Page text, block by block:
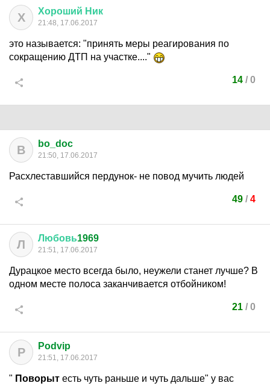
Х Хороший Ник
21:48, 17.06.2017
это называется: "принять меры реагирования по
сокращению ДТП на участке...."
14 / 0
B bo_doc
21:50, 17.06.2017
Расхлеставшийся пердунок- не повод мучить людей
49 / 4
Л Любовь1969
21:51, 17.06.2017
Дурацкое место всегда было, неужели станет лучше? В
одном месте полоса заканчивается отбойником!
21 / 0
P Podvip
21:51, 17.06.2017
" Поворыт есть чуть раньше и чуть дальше" у вас